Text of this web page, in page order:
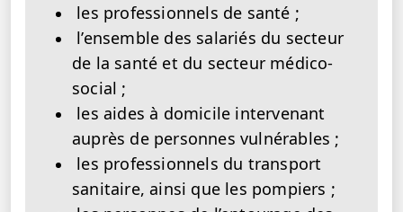
les professionnels de santé ;
l’ensemble des salariés du secteur
de la santé et du secteur médico-
social ;
les aides à domicile intervenant
auprès de personnes vulnérables ;
les professionnels du transport
sanitaire, ainsi que les pompiers ;